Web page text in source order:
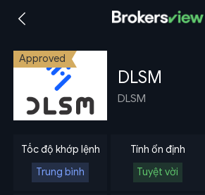
Approved
DLSM
DLSM
Tốc độ khớp lệnh
Trung bình
Tính ổn định
Tuyệt vời